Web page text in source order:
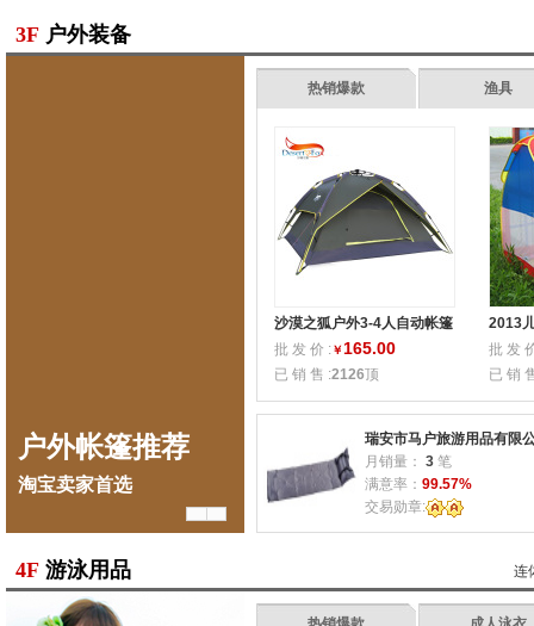
3F 户外装备
户外帐篷推荐
淘宝卖家首选
户外极限装备
极限的好货让利
户
热销爆款 渔具
沙漠之狐户外3-4人自动帐篷
双人多人双层野营露营帐篷
防雨防晒
批 发 价 :￥ 165.00
已 销 售 :2126顶
2013
643宝
圳帐
批 发
已 销
瑞安市马户旅游用品有限
月销量： 3 笔
满意率： 99.57%
交易勋章:
4F 游泳用品 连